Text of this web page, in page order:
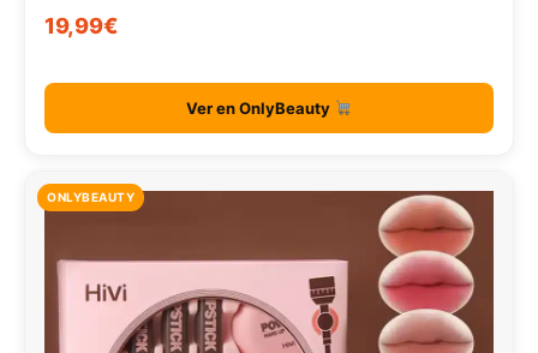
19,99€
Ver en OnlyBeauty
ONLYBEAUTY